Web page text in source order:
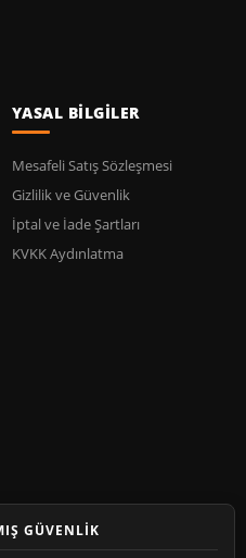
YASAL BİLGİLER
Mesafeli Satış Sözleşmesi
Gizlilik ve Güvenlik
İptal ve İade Şartları
KVKK Aydınlatma
GÜVENLİK